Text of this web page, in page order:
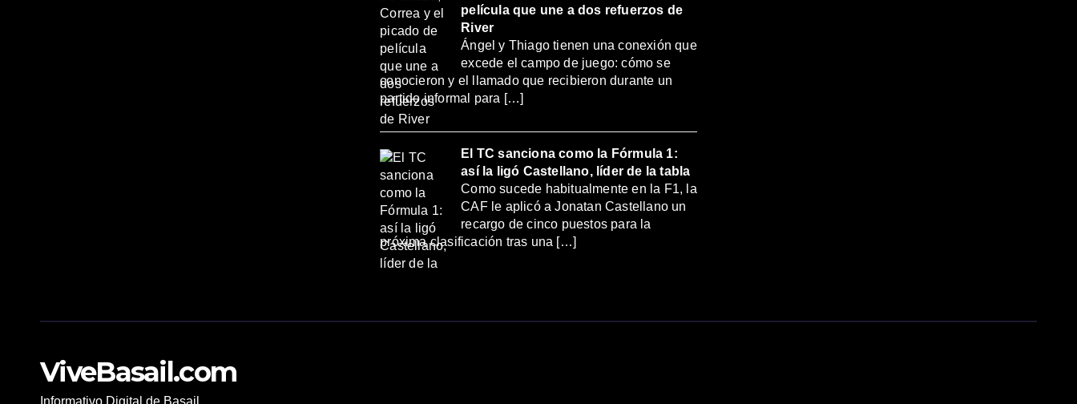
película que une a dos refuerzos de
River
Ángel y Thiago tienen una conexión que
excede el campo de juego: cómo se
conocieron y el llamado que recibieron durante un
partido informal para […]
El TC sanciona como la Fórmula 1:
así la ligó Castellano, líder de la tabla
Como sucede habitualmente en la F1, la
CAF le aplicó a Jonatan Castellano un
recargo de cinco puestos para la
próxima clasificación tras una […]
ViveBasail.com